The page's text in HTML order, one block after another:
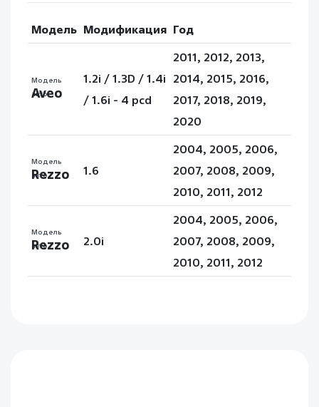
Модель Модификация Год
Модель
авто
Aveo
1.2i / 1.3D / 1.4i
/ 1.6i - 4 pcd
2011, 2012, 2013,
2014, 2015, 2016,
2017, 2018, 2019,
2020
Модель
авто
Rezzo 1.6
2004, 2005, 2006,
2007, 2008, 2009,
2010, 2011, 2012
Модель
авто
Rezzo 2.0i
2004, 2005, 2006,
2007, 2008, 2009,
2010, 2011, 2012